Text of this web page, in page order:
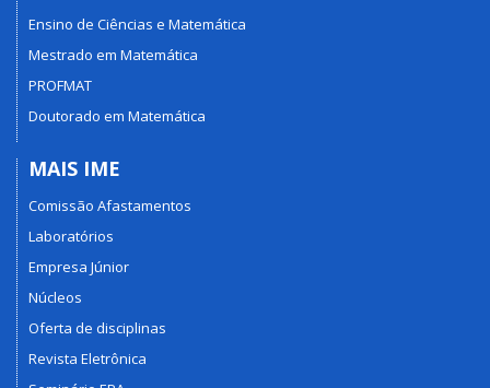
Ensino de Ciências e Matemática
Mestrado em Matemática
PROFMAT
Doutorado em Matemática
MAIS IME
Comissão Afastamentos
Laboratórios
Empresa Júnior
Núcleos
Oferta de disciplinas
Revista Eletrônica